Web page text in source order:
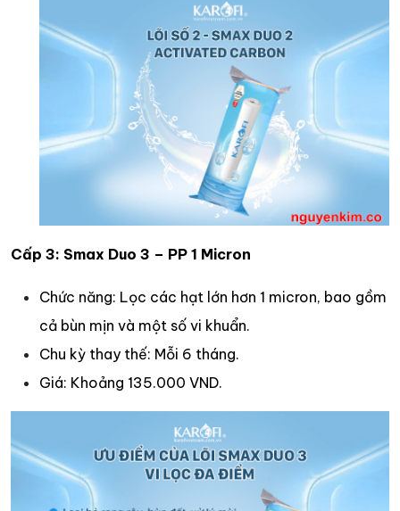
Cấp 3: Smax Duo 3 – PP 1 Micron
Chức năng: Lọc các hạt lớn hơn 1 micron, bao gồm
cả bùn mịn và một số vi khuẩn.
Chu kỳ thay thế: Mỗi 6 tháng.
Giá: Khoảng 135.000 VND.​